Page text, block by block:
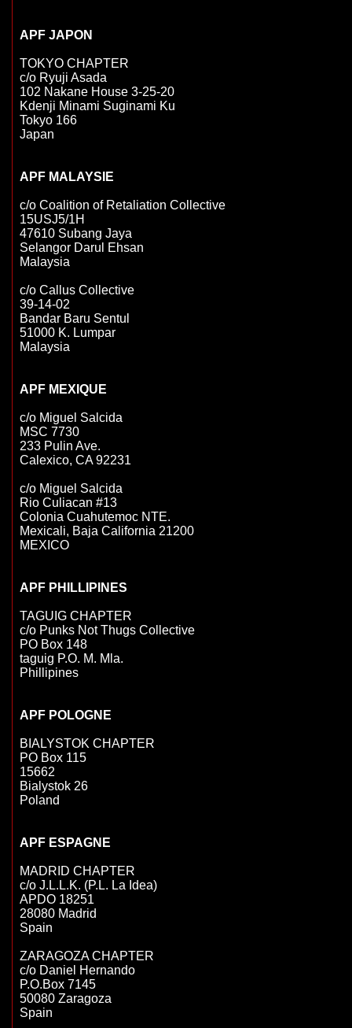
APF JAPON
TOKYO CHAPTER
c/o Ryuji Asada
102 Nakane House 3-25-20
Kdenji Minami Suginami Ku
Tokyo 166
Japan
c/o Coalition of Retaliation Collective
15USJ5/1H
47610 Subang Jaya
Selangor Darul Ehsan
Malaysia
c/o Callus Collective
39-14-02
Bandar Baru Sentul
51000 K. Lumpar
Malaysia
APF MEXIQUE
c/o Miguel Salcida
MSC 7730
233 Pulin Ave.
Calexico, CA 92231
c/o Miguel Salcida
Rio Culiacan #13
Colonia Cuahutemoc NTE.
Mexicali, Baja California 21200
MEXICO
TAGUIG CHAPTER
c/o Punks Not Thugs Collective
PO Box 148
taguig P.O. M. Mla.
Phillipines
BIALYSTOK CHAPTER
PO Box 115
15662
Bialystok 26
Poland
MADRID CHAPTER
c/o J.L.L.K. (P.L. La Idea)
APDO 18251
28080 Madrid
Spain
ZARAGOZA CHAPTER
c/o Daniel Hernando
P.O.Box 7145
50080 Zaragoza
Spain